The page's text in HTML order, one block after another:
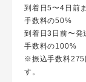
到着日5〜4日前
手数料の50%
到着日3日前〜発
手数料の100%
※振込手数料275
す。